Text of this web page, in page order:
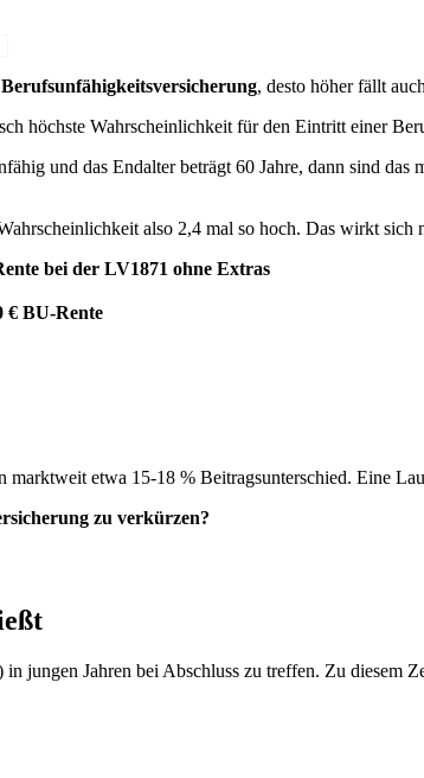
, desto höher fällt
höchste Wahrscheinlichkeit für den Eintritt einer
und das Endalter beträgt 60 Jahre, dann sind
also 2,4 mal so hoch. Das wirkt
bei der LV1871 ohne Extras
€ BU-Rente
etwa 15-18 % Beitragsunterschied. Eine
zu verkürzen?
jungen Jahren bei Abschluss zu treffen. Zu diesem